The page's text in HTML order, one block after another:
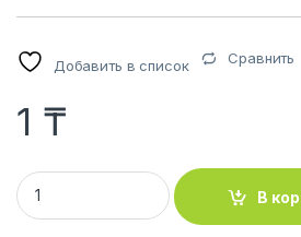
Добавить в список Сравнить
1 ₸
Датчик движения инфракрасный
В